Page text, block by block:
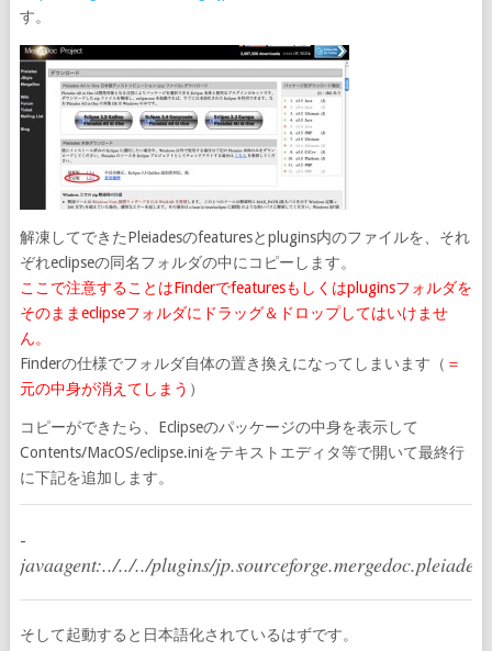
す。
解凍してできたPleiadesのfeaturesとplugins内のファイルを、それ
ぞれeclipseの同名フォルダの中にコピーします。
ここで注意することはFinderでfeaturesもしくはpluginsフォルダを
そのままeclipseフォルダにドラッグ＆ドロップしてはいけませ
ん。
Finderの仕様でフォルダ自体の置き換えになってしまいます（ ＝
元の中身が消えてしまう ）
コピーができたら、Eclipseのパッケージの中身を表示して
Contents/MacOS/eclipse.iniをテキストエディタ等で開いて最終行
に下記を追加します。
-
javaagent:../../../plugins/
そして起動すると日本語化されているはずです。